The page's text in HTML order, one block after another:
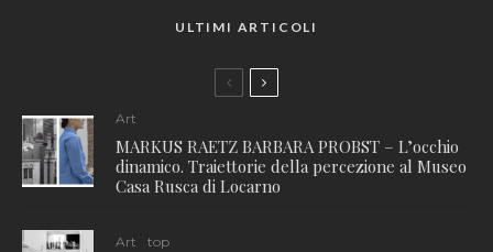
ULTIMI ARTICOLI
Art
MARKUS RAETZ BARBARA PROBST – L’occhio
dinamico. Traiettorie della percezione al Museo
Casa Rusca di Locarno
Art top